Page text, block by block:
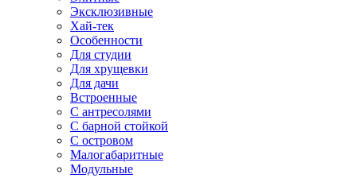
Эксклюзивные
Хай-тек
Особенности
Для студии
Для хрущевки
Для дачи
Встроенные
С антресолями
С барной стойкой
С островом
Малогабаритные
Модульные